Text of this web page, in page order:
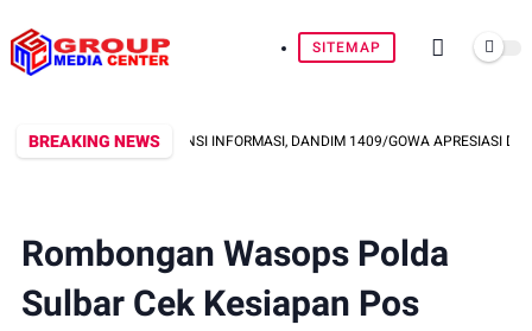
SITEMAP
BREAKING NEWS
TRANSPARANSI INFORMASI, DANDIM 1409/GOWA APRESIASI DEDIKASI
Rombongan Wasops Polda
Sulbar Cek Kesiapan Pos